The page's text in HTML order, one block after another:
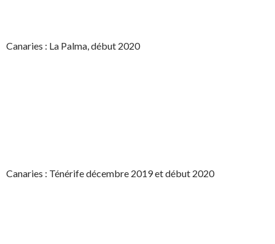
Canaries : La Palma, début 2020
Canaries : Ténérife décembre 2019 et début 2020